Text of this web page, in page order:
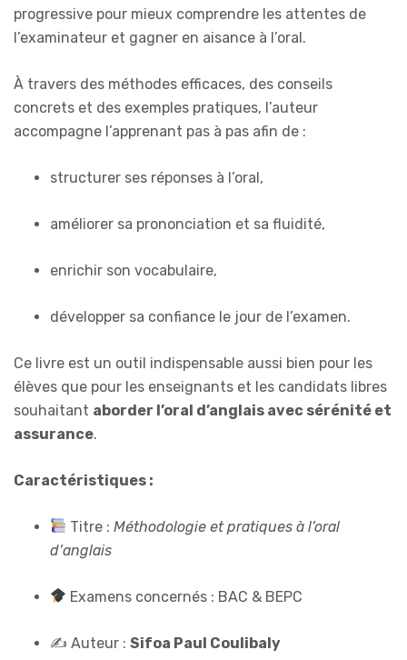
progressive pour mieux comprendre les attentes de
l’examinateur et gagner en aisance à l’oral.
À travers des méthodes efficaces, des conseils
concrets et des exemples pratiques, l’auteur
accompagne l’apprenant pas à pas afin de :
structurer ses réponses à l’oral,
améliorer sa prononciation et sa fluidité,
enrichir son vocabulaire,
développer sa confiance le jour de l’examen.
Ce livre est un outil indispensable aussi bien pour les
élèves que pour les enseignants et les candidats libres
souhaitant aborder l’oral d’anglais avec sérénité et
assurance.
Caractéristiques :
Titre :Méthodologie et pratiques à l’oral
d’anglais
Examens concernés : BAC & BEPC
✍️ Auteur : Sifoa Paul Coulibaly